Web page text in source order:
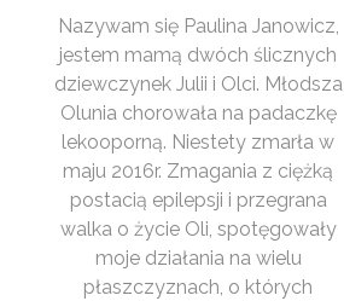
Nazywam się Paulina Janowicz,
jestem mamą dwóch ślicznych
dziewczynek Julii i Olci. Młodsza
Olunia chorowała na padaczkę
lekooporną. Niestety zmarła w
maju 2016r. Zmagania z ciężką
postacią epilepsji i przegrana
walka o życie Oli, spotęgowały
moje działania na wielu
płaszczyznach, o których